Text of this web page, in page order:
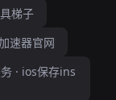
梯子
速器官网
· ios保存ins